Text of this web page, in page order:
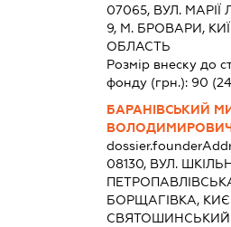
07065, ВУЛ. МАРІЇ
9, М. БРОВАРИ,
ОБЛАСТЬ
Розмір внеску до
фонду (грн.): 90
БАРАНІВСЬКИЙ
08130, ВУЛ.
БОРЩАГІВКА,